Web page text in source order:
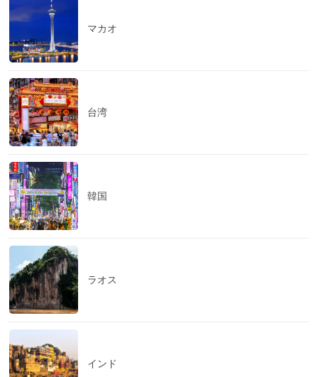
マカオ
台湾
韓国
ラオス
インド